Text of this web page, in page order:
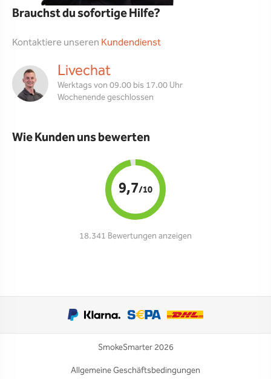
Brauchst du sofortige Hilfe?
Kontaktiere unseren Kundendienst
Livechat
Werktags von 09.00 bis 17.00 Uhr
Wochenende geschlossen
Wie Kunden uns bewerten
9,7/10
18.341 Bewertungen anzeigen
SmokeSmarter 2026
Allgemeine Geschäftsbedingungen